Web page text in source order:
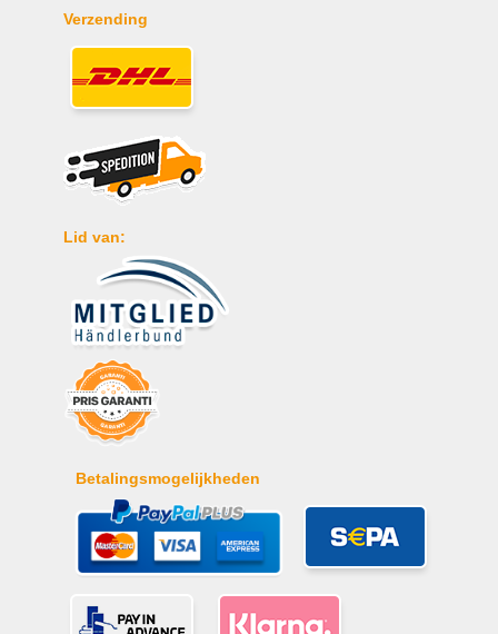
Verzending
Lid van:
Betalingsmogelijkheden